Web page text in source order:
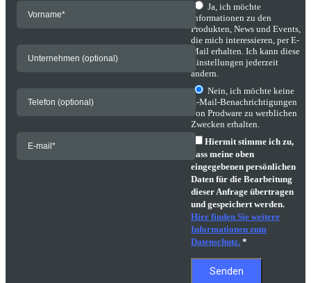
Ja, ich möchte
Informationen zu den
Produkten, News und Events,
die mich interessieren, per E-
Mail erhalten. Ich kann diese
Einstellungen jederzeit
ändern.
Nein, ich möchte keine
E-Mail-Benachrichtigungen
von Prodware zu werblichen
Zwecken erhalten.
Hiermit stimme ich zu,
dass meine oben
eingegebenen persönlichen
Daten für die Bearbeitung
dieser Anfrage übertragen
und gespeichert werden.
Hier finden Sie weitere
Informationen zum
Datenschutz. *